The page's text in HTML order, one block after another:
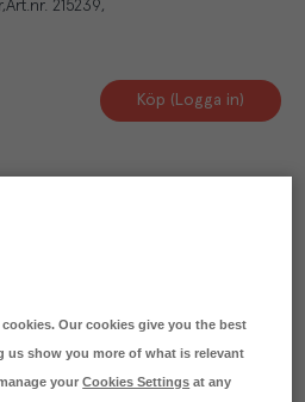
Art.nr. 215239
Köp (Logga in)
Our cookies give you the best
us show you more of what is relevant
yourCookies Settings at any